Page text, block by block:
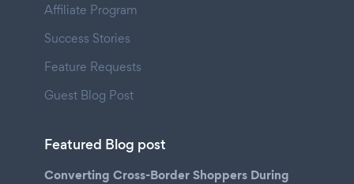
Affiliate Program
Success Stories
Feature Requests
Guest Blog Post
Featured Blog post
Converting Cross-Border Shoppers During